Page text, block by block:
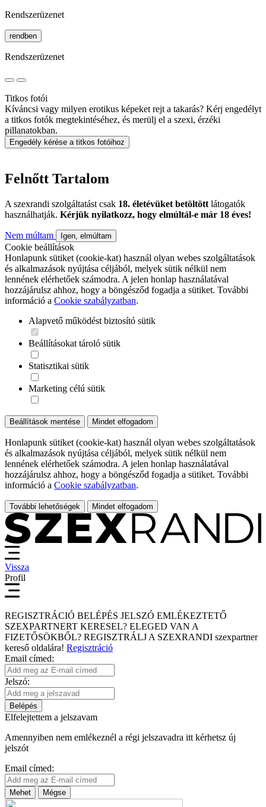
Rendszerüzenet
rendben
Rendszerüzenet
Titkos fotói
Kíváncsi vagy milyen erotikus képeket rejt a takarás? Kérj engedélyt
a titkos fotók megtekintéséhez, és merülj el a szexi, érzéki
pillanatokban.
Engedély kérése a titkos fotóihoz
Felnőtt Tartalom
A szexrandi szolgáltatást csak 18. életévüket betöltött látogatók
használhatják. Kérjük nyilatkozz, hogy elmúltál-e már 18 éves!
Nem múltam Igen, elmúltam
Cookie beállítások
Honlapunk sütiket (cookie-kat) használ olyan webes szolgáltatások
és alkalmazások nyújtása céljából, melyek sütik nélkül nem
lennének elérhetőek számodra. A jelen honlap használatával
hozzájárulsz ahhoz, hogy a böngésződ fogadja a sütiket. További
információ a Cookie szabályzatban.
Alapvető működést biztosító sütik
Beállításokat tároló sütik
Statisztikai sütik
Marketing célú sütik
Beállítások mentése Mindet elfogadom
Honlapunk sütiket (cookie-kat) használ olyan webes szolgáltatások
és alkalmazások nyújtása céljából, melyek sütik nélkül nem
lennének elérhetőek számodra. A jelen honlap használatával
hozzájárulsz ahhoz, hogy a böngésződ fogadja a sütiket. További
információ a Cookie szabályzatban.
További lehetőségek Mindet elfogadom
Vissza
Profil
REGISZTRÁCIÓ BELÉPÉS JELSZÓ EMLÉKEZTETŐ
SZEXPARTNERT KERESEL? ELEGED VAN A
FIZETŐSÖKBŐL? REGISZTRÁLJ A SZEXRANDI szexpartner
kereső oldalára! Regisztráció
Email címed:
Jelszó:
Belépés
Elfelejtettem a jelszavam
Amennyiben nem emlékeznél a régi jelszavadra itt kérhetsz új
jelszót
Email címed:
Mehet Mégse